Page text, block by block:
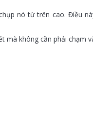
nó từ trên cao. Điều
mà không cần phải chạm